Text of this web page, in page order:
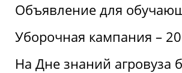
Объявление для
Уборочная кампания –
На Дне знаний агровуза